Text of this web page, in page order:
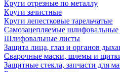
Круги отрезные по металлу
Круги зачистные
Круги лепестковые тарельчатые
Самозацепляемые шлифовальные
Шлифовальные листы
Защита лица, глаз и органов
Сварочные маски, шлемы и
Защитные стекла, запчасти для